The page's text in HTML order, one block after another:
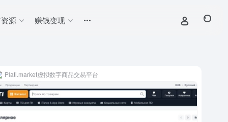
源 赚钱变现
Plati.market虚拟数字商品交易平台